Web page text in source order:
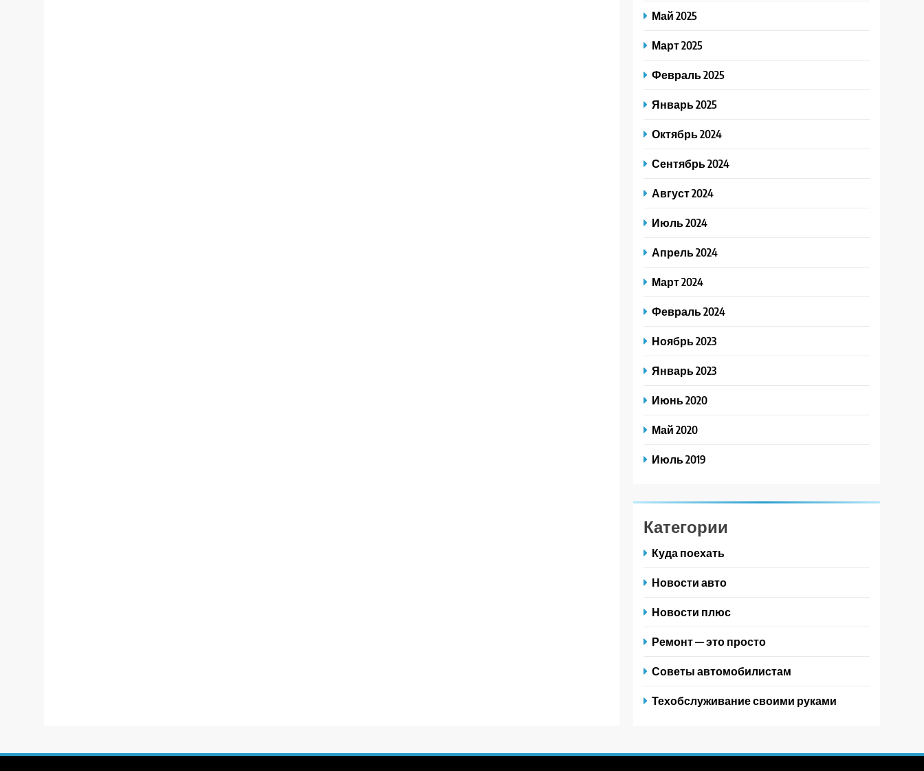
Май 2025
Март 2025
Февраль 2025
Январь 2025
Октябрь 2024
Сентябрь 2024
Август 2024
Июль 2024
Апрель 2024
Март 2024
Февраль 2024
Ноябрь 2023
Январь 2023
Июнь 2020
Май 2020
Июль 2019
Категории
Куда поехать
Новости авто
Новости плюс
Ремонт — это просто
Советы автомобилистам
Техобслуживание своими руками